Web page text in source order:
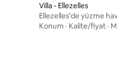
Villa - Ellezelles
Ellezelles'de yüzme
Konum · Kalite/fiyat ·